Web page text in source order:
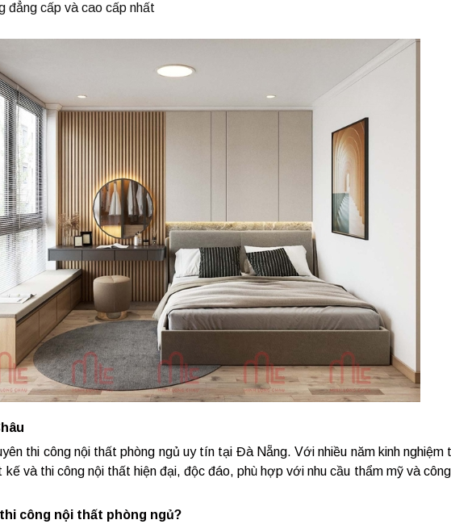
đẳng cấp và cao cấp nhất
thi công nội thất phòng ngủ uy tín tại Đà Nẵng. Với nhiều năm kinh nghiệm
và thi công nội thất hiện đại, độc đáo, phù hợp với nhu cầu thẩm mỹ và
công nội thất phòng ngủ?